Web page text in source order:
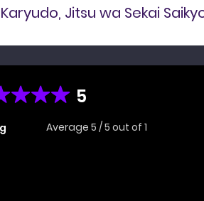
Jitsu wa Sekai
5
Average 5 /5 out of 1